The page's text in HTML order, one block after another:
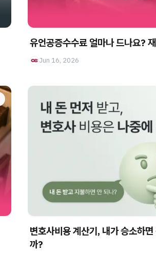
유언공증수수료 얼마나 드나요?
Jun 16, 2026
변호사비용 계산기, 내가 승소하
까?